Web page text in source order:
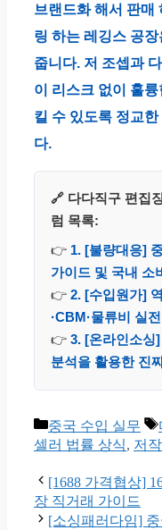
브랜드화 해서 판매
링 하는 레깅스 공
줍니다. 저 조셉과
이 리스크 없이 훌
킬 수 있도록 정교
다.
🔗 다다직구 편집
럼 목록:
👉 1. [불량대응]
가이드 및 국내 소
👉 2. [수입원가]
·CBM·물류비 실
👉 3. [온라인소싱
분석을 활용한 진
카
테
리
중국 수입 실무
셀러 법률 상식, 저
[1688 가격협상]
장 직거래 가이드
[소싱패러다임]